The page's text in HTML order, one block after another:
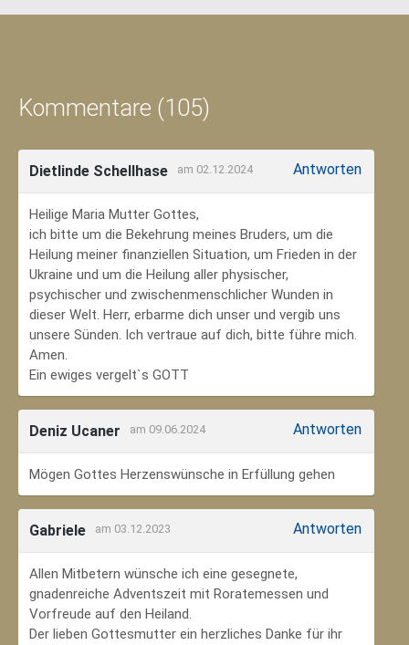
Kommentare (105)
Dietlinde Schellhase am 02.12.2024 Antworten
Heilige Maria Mutter Gottes,
ich bitte um die Bekehrung meines Bruders, um die
Heilung meiner finanziellen Situation, um Frieden in der
Ukraine und um die Heilung aller physischer,
psychischer und zwischenmenschlicher Wunden in
dieser Welt. Herr, erbarme dich unser und vergib uns
unsere Sünden. Ich vertraue auf dich, bitte führe mich.
Amen.
Ein ewiges vergelt`s GOTT
Deniz Ucaner am 09.06.2024 Antworten
Mögen Gottes Herzenswünsche in Erfüllung gehen
Gabriele am 03.12.2023 Antworten
Allen Mitbetern wünsche ich eine gesegnete,
gnadenreiche Adventszeit mit Roratemessen und
Vorfreude auf den Heiland.
Der lieben Gottesmutter ein herzliches Danke für ihr